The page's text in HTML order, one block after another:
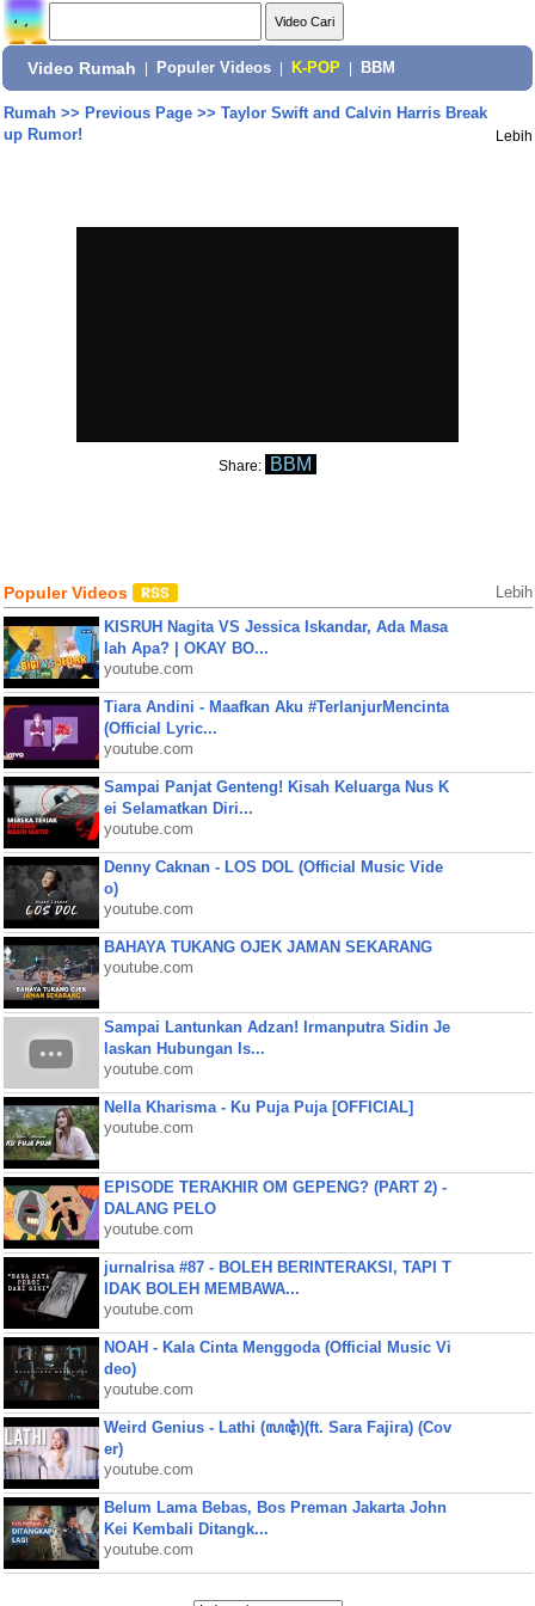
Video Rumah Populer Videos K-POP BBM
Rumah>> Previous Page>> Taylor Swift and Calvin Harris Break
up Rumor!
Lebih
Share: BBM
Populer Videos Lebih
KISRUH Nagita VS Jessica Iskandar, Ada Masa
lah Apa? | OKAY BO...
youtube.com
Tiara Andini - Maafkan Aku #TerlanjurMencinta
(Official Lyric...
youtube.com
Sampai Panjat Genteng! Kisah Keluarga Nus K
ei Selamatkan Diri...
youtube.com
Denny Caknan - LOS DOL (Official Music Vide
o)
youtube.com
BAHAYA TUKANG OJEK JAMAN SEKARANG
youtube.com
Sampai Lantunkan Adzan! Irmanputra Sidin Je
laskan Hubungan Is...
youtube.com
Nella Kharisma - Ku Puja Puja [OFFICIAL]
youtube.com
EPISODE TERAKHIR OM GEPENG? (PART 2) -
DALANG PELO
youtube.com
jurnalrisa #87 - BOLEH BERINTERAKSI, TAPI T
IDAK BOLEH MEMBAWA...
youtube.com
NOAH - Kala Cinta Menggoda (Official Music Vi
deo)
youtube.com
Weird Genius - Lathi (ꦭꦛꦶ)(ft. Sara Fajira) (Cov
er)
youtube.com
Belum Lama Bebas, Bos Preman Jakarta John
Kei Kembali Ditangk...
youtube.com